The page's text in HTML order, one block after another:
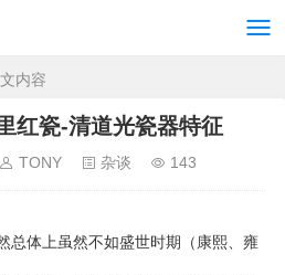
内容
红瓷-清道光瓷器特征
TONY 杂谈 143
总体上虽然不如盛世时期（康熙、雍